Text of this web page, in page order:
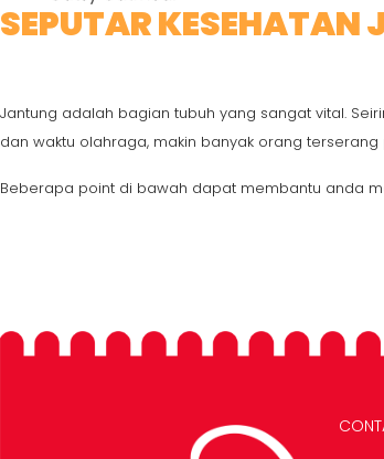
SEPUTAR KESEHATAN
Jantung adalah bagian tubuh yang sangat vital.
dan waktu olahraga, makin banyak orang terserang
Beberapa point di bawah dapat membantu anda